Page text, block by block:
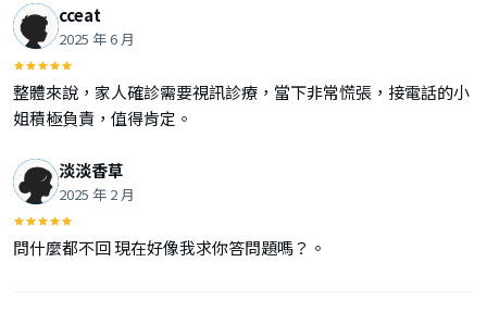
cceat
2025 年 6 月
整體來說，家人確診需要視訊診療，當下非常慌張，接電話的小
姐積極負責，值得肯定。
淡淡香草
2025 年 2 月
問什麼都不回 現在好像我求你答問題嗎？。